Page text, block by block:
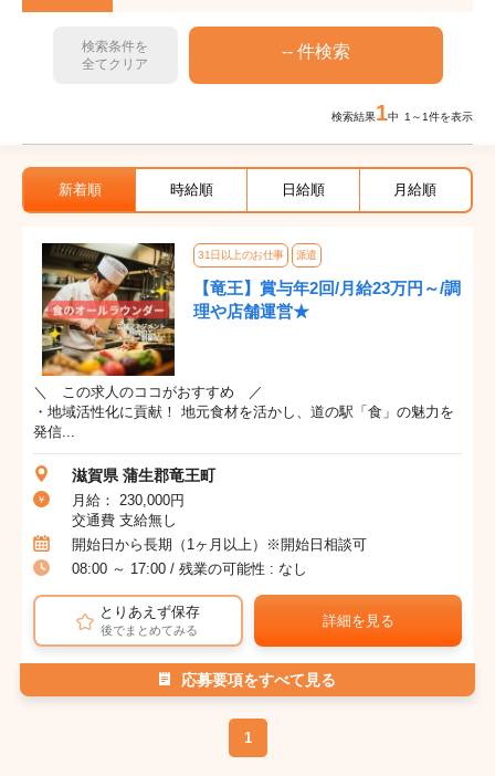
検索条件を
全てクリア
検索結果1中 1～1件を表示
新着順 時給順 日給順 月給順
31日以上のお仕事 派遣
【竜王】賞与年2回/月給23万円～/調
理や店舗運営★
＼ この求人のココがおすすめ ／
・地域活性化に貢献！ 地元食材を活かし、道の駅「食」の魅力を
発信...
滋賀県 蒲生郡竜王町
月給： 230,000円
交通費 支給無し
開始日から長期（1ヶ月以上）※開始日相談可
08:00 ～ 17:00 / 残業の可能性 : なし
とりあえず保存
後でまとめてみる
詳細を見る
応募要項をすべて見る
1